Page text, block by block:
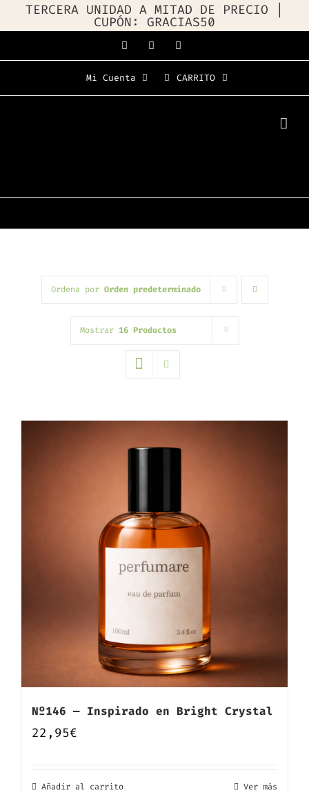
TERCERA UNIDAD A MITAD DE PRECIO |
CUPÓN: GRACIAS50
al
FacebookInstagramWhatsApp
Mi Cuenta CARRITO
Ordena por Orden predeterminado
Mostrar 16 Productos
Nº146 — Inspirado en Bright Crystal
22,95€
Añadir al carrito Ver más